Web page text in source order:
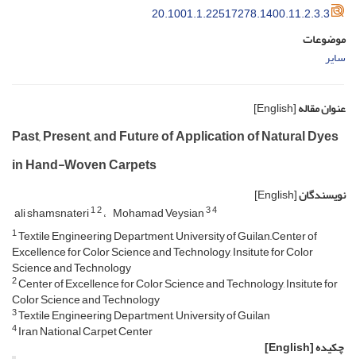
20.1001.1.22517278.1400.11.2.3.3
موضوعات
سایر
عنوان مقاله[English]
Past, Present, and Future of Application of Natural Dyes
in Hand-Woven Carpets
نویسندگان[English]
ali shamsnateri12 Mohamad Veysian34
1Textile Engineering Department, University of Guilan,,Center of
Excellence for Color Science and Technology, Insitute for Color
Science and Technology
2Center of Excellence for Color Science and Technology, Insitute for
Color Science and Technology
3Textile Engineering Department, University of Guilan
4Iran National Carpet Center
چکیده[English]